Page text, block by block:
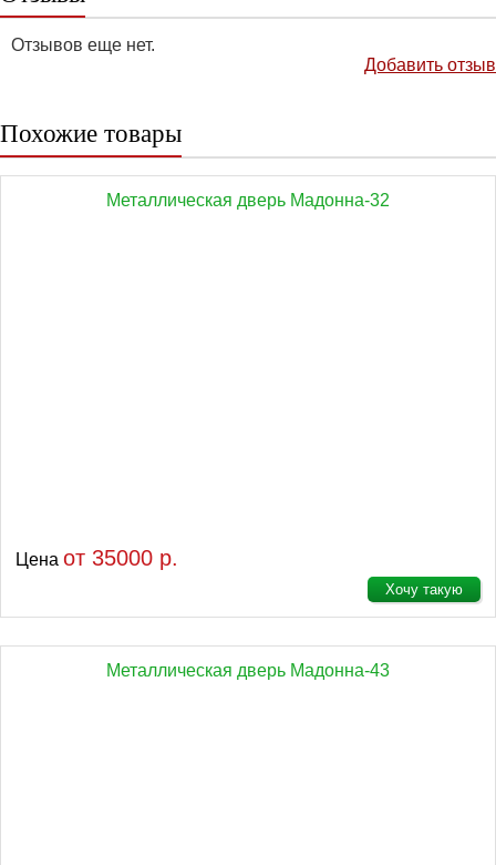
Отзывов еще нет.
Добавить отзыв
Похожие товары
Металлическая дверь Мадонна-32
Цена от 35000 р.
Хочу такую
Металлическая дверь Мадонна-43